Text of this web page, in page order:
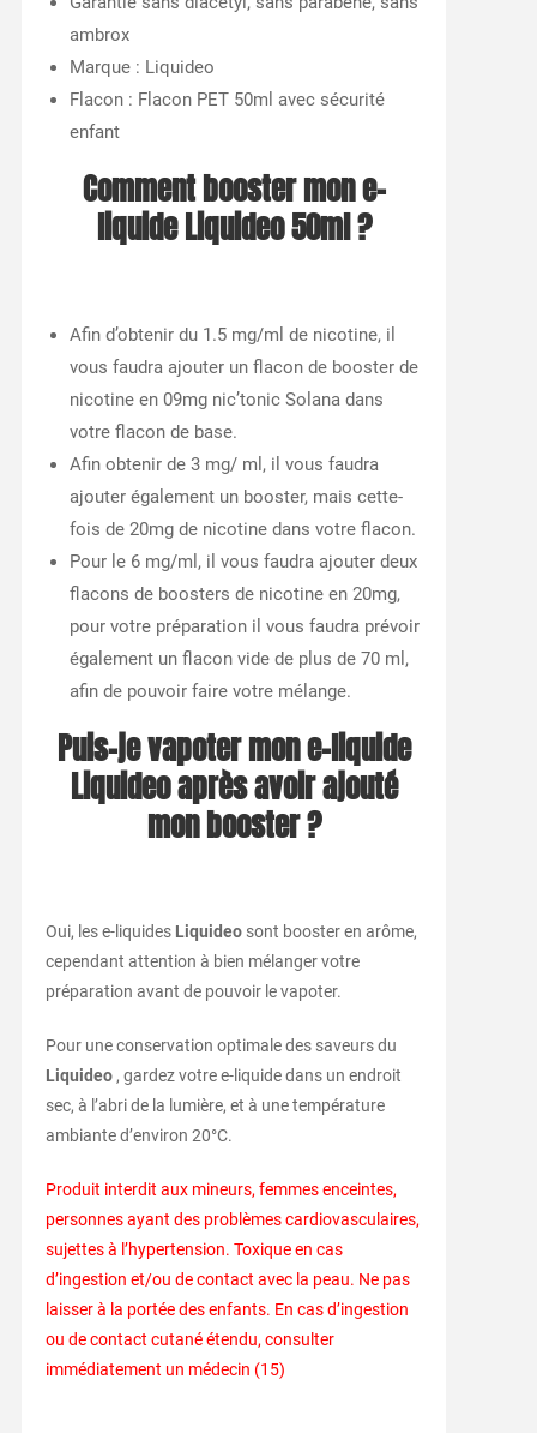
ambrox
Marque : Liquideo
Flacon : Flacon PET 50ml avec sécurité
enfant
Comment booster mon e-
liquide Liquideo 50ml ?
Afin d’obtenir du 1.5 mg/ml de nicotine, il
vous faudra ajouter un flacon de booster de
nicotine en 09mg nic’tonic Solana dans
votre flacon de base.
Afin obtenir de 3 mg/ ml, il vous faudra
ajouter également un booster, mais cette-
fois de 20mg de nicotine dans votre flacon.
Pour le 6 mg/ml, il vous faudra ajouter deux
flacons de boosters de nicotine en 20mg,
pour votre préparation il vous faudra prévoir
également un flacon vide de plus de 70 ml,
afin de pouvoir faire votre mélange.
Puis-je vapoter mon e-liquide
Liquideoaprès avoir ajouté
mon booster ?
Oui, les e-liquides Liquideosont booster en arôme,
cependant attention à bien mélanger votre
préparation avant de pouvoir le vapoter.
Pour une conservation optimale des saveurs du
Liquideo, gardez votre e-liquide dans un endroit
sec, à l’abri de la lumière, et à une température
ambiante d’environ 20°C.
Produit interdit aux mineurs, femmes enceintes,
personnes ayant des problèmes cardiovasculaires,
sujettes à l’hypertension. Toxique en cas
d’ingestion et/ou de contact avec la peau. Ne pas
laisser à la portée des enfants. En cas d’ingestion
ou de contact cutané étendu, consulter
immédiatement un médecin (15)